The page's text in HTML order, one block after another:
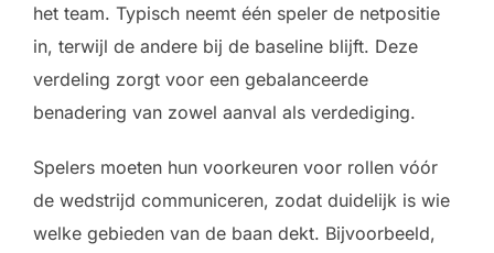
het team. Typisch neemt één speler de netpositie
in, terwijl de andere bij de baseline blijft. Deze
verdeling zorgt voor een gebalanceerde
benadering van zowel aanval als verdediging.
Spelers moeten hun voorkeuren voor rollen vóór
de wedstrijd communiceren, zodat duidelijk is wie
welke gebieden van de baan dekt. Bijvoorbeeld,